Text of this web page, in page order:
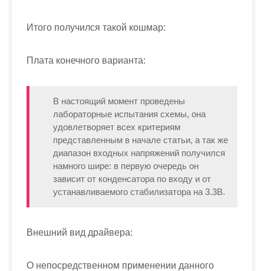
Итого получился такой кошмар:
Плата конечного варианта:
В настоящий момент проведены
лабораторные испытания схемы, она
удовлетворяет всех критериям
представленным в начале статьи, а так же
диапазон входных напряжений получился
намного шире: в первую очередь он
зависит от конденсатора по входу и от
устанавливаемого стабилизатора на 3.3В.
Внешний вид драйвера:
О непосредственном применении данного